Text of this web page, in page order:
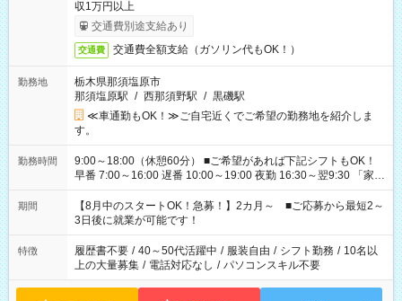
収1万円以上
交通費別途支給あり
交通費 交通費全額支給（ガソリン代もOK！）
勤務地
栃木県那須塩原市
那須塩原駅 / 西那須野駅 / 黒磯駅
≪車通勤もOK！≫ご自宅近くでご希望の勤務地を紹介しま
す。
勤務時間
9:00～18:00（休憩60分） ■ご希望があれば下記シフトもOK！
早番 7:00～16:00 遅番 10:00～19:00 夜勤 16:30～翌9:30 「家族
と休みを合わせたい」 「余裕を持って夕飯の準備がしたい」
「できれば残業はしたくない」 など、ご希望を教えてください
ね。 ※Wワーク希望の方へ 今ご覧のお仕事で希望する勤務時間
と、もう1つのお仕事の勤務時間。 合計で週40時間を超える場
合は応募できません。
期間
【8月中のスタートOK！急募！】2カ月～ ■ご応募から最短2～
3日後に就業が可能です！
特徴 履歴書不要 / 40～50代活躍中 / 服装自由 / シフト勤務 / 10名以
上の大量募集 / 電話対応なし / パソコンスキル不要